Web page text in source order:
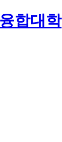
합대학